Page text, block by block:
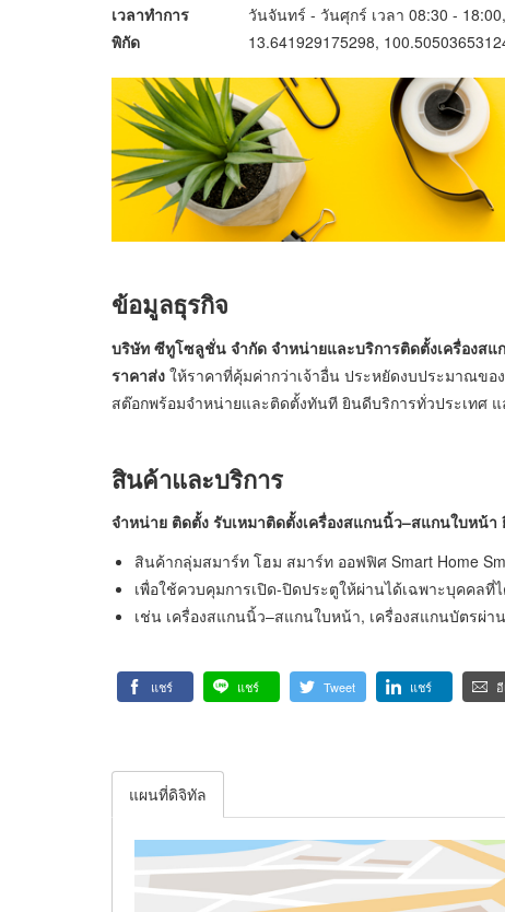
เวลาทำการ
วันจันทร์ - วันศุกร์ เวลา 08:30 -
พิกัด
13.641929175298,
ข้อมูลธุรกิจ
บริษัท ซีทูโซลูชั่น จำกัด จำหน่ายและบริการติดตั้งเครื่องส
ราคาส่ง ให้ราคาที่คุ้มค่ากว่าเจ้าอื่น ประหยัดงบประมาณข
สต๊อกพร้อมจำหน่ายและติดตั้งทันที ยินดีบริการทั่วประเทศ
สินค้าและบริการ
จำหน่าย ติดตั้ง รับเหมาติดตั้งเครื่องสแกนนิ้ว–สแกนใบหน้า
สินค้ากลุ่มสมาร์ท โฮม สมาร์ท ออฟฟิศ Smart Home
เพื่อใช้ควบคุมการเปิด-ปิดประตูให้ผ่านได้เฉพาะบุคคล
เช่น เครื่องสแกนนิ้ว–สแกนใบหน้า, เครื่องสแกนบัตรผ่า
แชร์ แชร์ Tweet แชร์
แผนที่ดิจิทัล